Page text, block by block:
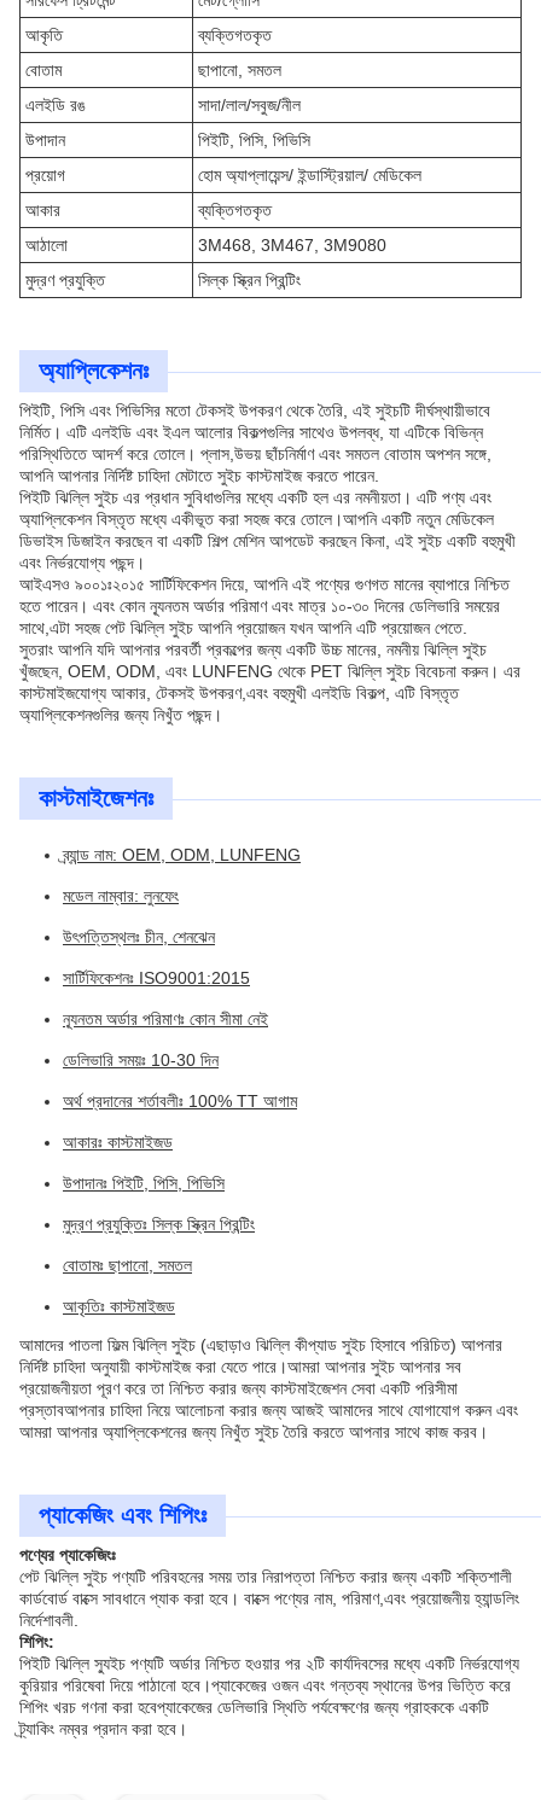
আকৃতি
ব্যক্তিগতকৃত
বোতাম
ছাপানো, সমতল
এলইডি রঙ
সাদা/লাল/সবুজ/নীল
উপাদান
পিইটি, পিসি, পিভিসি
প্রয়োগ
হোম অ্যাপ্লায়েন্স/ ইন্ডাস্ট্রিয়াল/ মেডিকেল
আকার
ব্যক্তিগতকৃত
আঠালো
3M468, 3M467, 3M9080
মুদ্রণ প্রযুক্তি
সিল্ক স্ক্রিন প্রিন্টিং
অ্যাপ্লিকেশনঃ
পিইটি, পিসি এবং পিভিসির মতো টেকসই উপকরণ থেকে তৈরি, এই সুইচটি দীর্ঘস্থায়ীভাবে
নির্মিত। এটি এলইডি এবং ইএল আলোর বিকল্পগুলির সাথেও উপলব্ধ, যা এটিকে বিভিন্ন
পরিস্থিতিতে আদর্শ করে তোলে। প্লাস,উভয় ছাঁচনির্মাণ এবং সমতল বোতাম অপশন সঙ্গে,
আপনি আপনার নির্দিষ্ট চাহিদা মেটাতে সুইচ কাস্টমাইজ করতে পারেন.
পিইটি ঝিল্লি সুইচ এর প্রধান সুবিধাগুলির মধ্যে একটি হল এর নমনীয়তা। এটি পণ্য এবং
অ্যাপ্লিকেশন বিস্তৃত মধ্যে একীভূত করা সহজ করে তোলে।আপনি একটি নতুন মেডিকেল
ডিভাইস ডিজাইন করছেন বা একটি শিল্প মেশিন আপডেট করছেন কিনা, এই সুইচ একটি বহুমুখী
এবং নির্ভরযোগ্য পছন্দ।
আইএসও ৯০০১ঃ২০১৫ সার্টিফিকেশন দিয়ে, আপনি এই পণ্যের গুণগত মানের ব্যাপারে নিশ্চিত
হতে পারেন। এবং কোন ন্যূনতম অর্ডার পরিমাণ এবং মাত্র ১০-৩০ দিনের ডেলিভারি সময়ের
সাথে,এটা সহজ পেট ঝিল্লি সুইচ আপনি প্রয়োজন যখন আপনি এটি প্রয়োজন পেতে.
সুতরাং আপনি যদি আপনার পরবর্তী প্রকল্পের জন্য একটি উচ্চ মানের, নমনীয় ঝিল্লি সুইচ
খুঁজছেন, OEM, ODM, এবং LUNFENG থেকে PET ঝিল্লি সুইচ বিবেচনা করুন। এর
কাস্টমাইজযোগ্য আকার, টেকসই উপকরণ,এবং বহুমুখী এলইডি বিকল্প, এটি বিস্তৃত
অ্যাপ্লিকেশনগুলির জন্য নিখুঁত পছন্দ।
কাস্টমাইজেশনঃ
ব্র্যান্ড নাম: OEM, ODM, LUNFENG
মডেল নাম্বার: লুনফেং
উৎপত্তিস্থলঃ চীন, শেনঝেন
সার্টিফিকেশনঃ ISO9001:2015
ন্যূনতম অর্ডার পরিমাণঃ কোন সীমা নেই
ডেলিভারি সময়ঃ 10-30 দিন
অর্থ প্রদানের শর্তাবলীঃ 100% TT আগাম
আকারঃ কাস্টমাইজড
উপাদানঃ পিইটি, পিসি, পিভিসি
মুদ্রণ প্রযুক্তিঃ সিল্ক স্ক্রিন প্রিন্টিং
বোতামঃ ছাপানো, সমতল
আকৃতিঃ কাস্টমাইজড
আমাদের পাতলা ফিল্ম ঝিল্লি সুইচ (এছাড়াও ঝিল্লি কীপ্যাড সুইচ হিসাবে পরিচিত) আপনার
নির্দিষ্ট চাহিদা অনুযায়ী কাস্টমাইজ করা যেতে পারে।আমরা আপনার সুইচ আপনার সব
প্রয়োজনীয়তা পূরণ করে তা নিশ্চিত করার জন্য কাস্টমাইজেশন সেবা একটি পরিসীমা
প্রস্তাবআপনার চাহিদা নিয়ে আলোচনা করার জন্য আজই আমাদের সাথে যোগাযোগ করুন এবং
আমরা আপনার অ্যাপ্লিকেশনের জন্য নিখুঁত সুইচ তৈরি করতে আপনার সাথে কাজ করব।
প্যাকেজিং এবং শিপিংঃ
পণ্যের প্যাকেজিংঃ
পেট ঝিল্লি সুইচ পণ্যটি পরিবহনের সময় তার নিরাপত্তা নিশ্চিত করার জন্য একটি শক্তিশালী
কার্ডবোর্ড বাক্সে সাবধানে প্যাক করা হবে। বাক্সে পণ্যের নাম, পরিমাণ,এবং প্রয়োজনীয় হ্যান্ডলিং
নির্দেশাবলী.
শিপিং:
পিইটি ঝিল্লি স্যুইচ পণ্যটি অর্ডার নিশ্চিত হওয়ার পর ২টি কার্যদিবসের মধ্যে একটি নির্ভরযোগ্য
কুরিয়ার পরিষেবা দিয়ে পাঠানো হবে।প্যাকেজের ওজন এবং গন্তব্য স্থানের উপর ভিত্তি করে
শিপিং খরচ গণনা করা হবেপ্যাকেজের ডেলিভারি স্থিতি পর্যবেক্ষণের জন্য গ্রাহককে একটি
ট্র্যাকিং নম্বর প্রদান করা হবে।